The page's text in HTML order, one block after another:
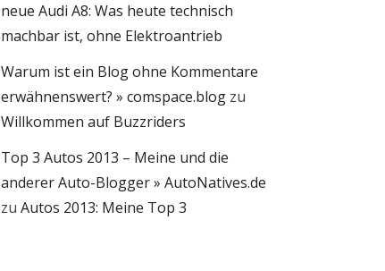
neue Audi A8: Was heute technisch
machbar ist, ohne Elektroantrieb
Warum ist ein Blog ohne Kommentare
erwähnenswert? » comspace.blog zu
Willkommen auf Buzzriders
Top 3 Autos 2013 – Meine und die
anderer Auto-Blogger » AutoNatives.de
zu Autos 2013: Meine Top 3